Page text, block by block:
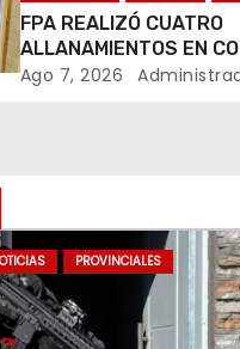
FPA REALIZÓ CUATRO
ALLANAMIENTOS EN
BUSTOS-IFFLINGER
Ago 7, 2026
PROVINCIALES